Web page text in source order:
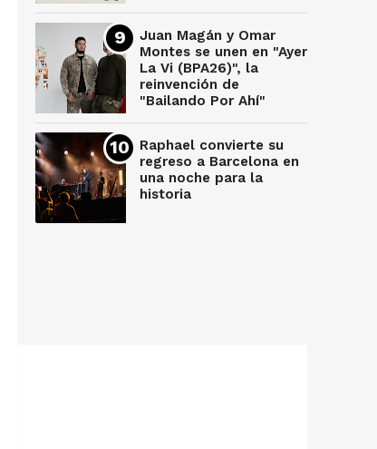
Juan Magán y Omar
Montes se unen en "Ayer
La Vi (BPA26)", la
reinvención de
"Bailando Por Ahí"
Raphael convierte su
regreso a Barcelona en
una noche para la
historia